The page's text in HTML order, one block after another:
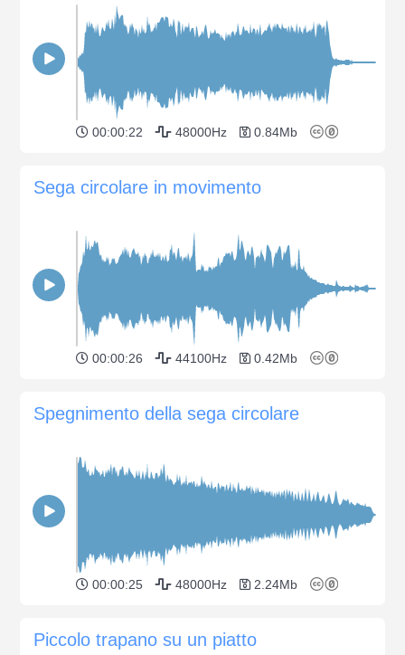
00:00:22 48000Hz 0.84Mb
Sega circolare in movimento
00:00:26 44100Hz 0.42Mb
Spegnimento della sega circolare
00:00:25 48000Hz 2.24Mb
Piccolo trapano su un piatto